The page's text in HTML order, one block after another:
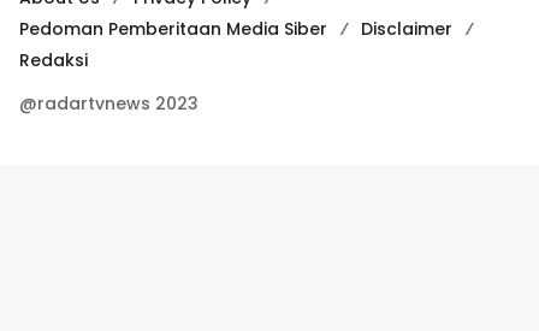
Pedoman Pemberitaan Media Siber
Disclaimer
Redaksi
@radartvnews 2023